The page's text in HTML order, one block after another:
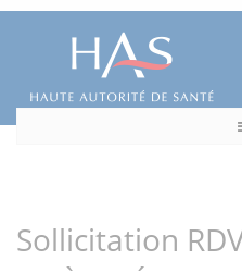
Sollicitation